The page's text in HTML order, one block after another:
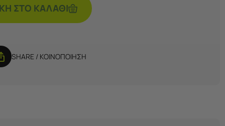
ΣΤΟ ΚΑΛΆΘΙ
SHARE / ΚΟΙΝΟΠΟΙΗΣΗ